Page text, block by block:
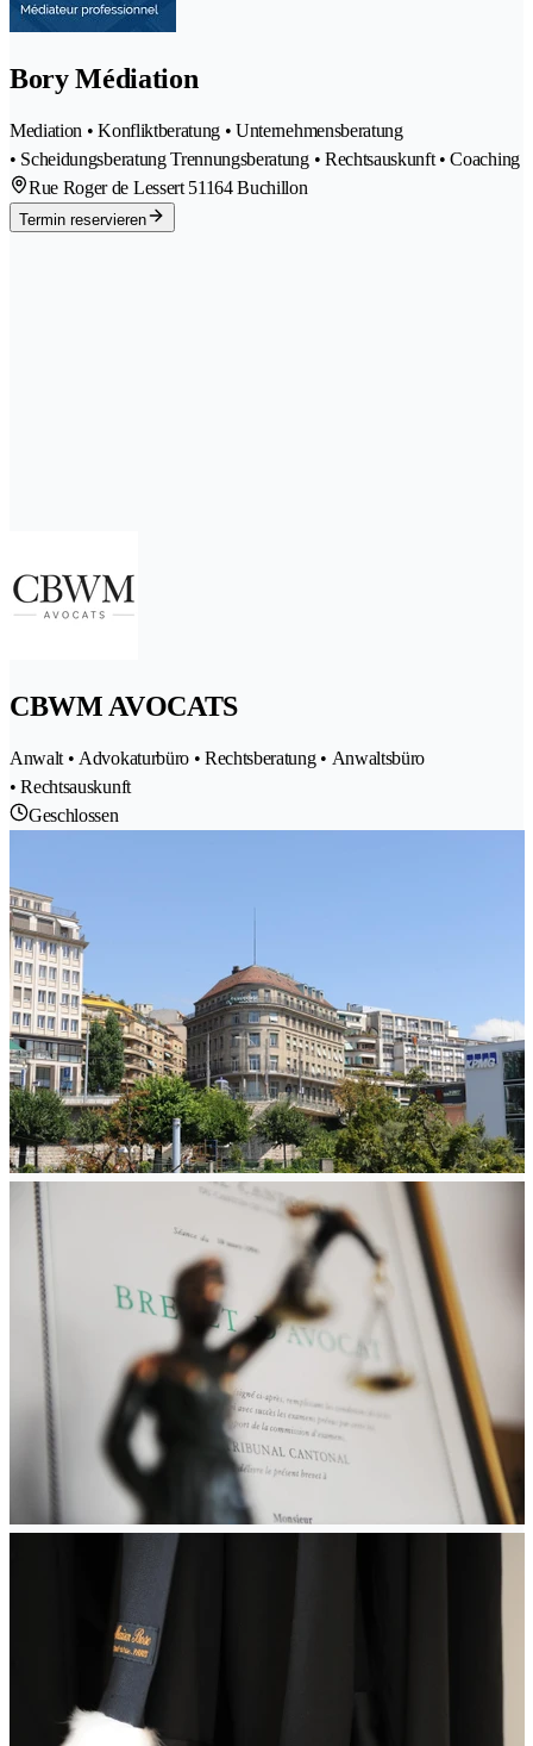
Bory Médiation
Mediation • Konfliktberatung • Unternehmensberatung
• Scheidungsberatung Trennungsberatung • Rechtsauskunft • Coaching
Rue Roger de Lessert 51164 Buchillon
Termin reservieren
CBWM AVOCATS
Anwalt • Advokaturbüro • Rechtsberatung • Anwaltsbüro
• Rechtsauskunft
Geschlossen